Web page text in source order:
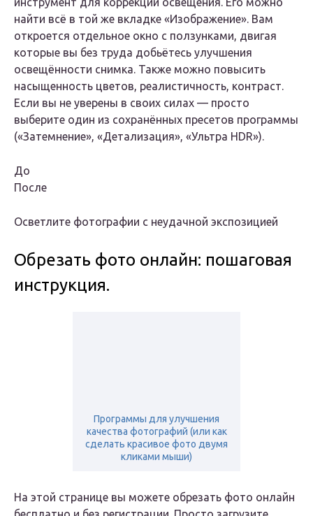
найти всё в той же вкладке «Изображение». Вам
откроется отдельное окно с ползунками, двигая
которые вы без труда добьётесь улучшения
освещённости снимка. Также можно повысить
насыщенность цветов, реалистичность, контраст.
Если вы не уверены в своих силах — просто
выберите один из сохранённых пресетов программы
(«Затемнение», «Детализация», «Ультра HDR»).
До
После
Осветлите фотографии с неудачной экспозицией
Обрезать фото онлайн: пошаговая
инструкция.
Программы для улучшения
качества фотографий (или как
сделать красивое фото двумя
кликами мыши)
На этой странице вы можете обрезать фото онлайн